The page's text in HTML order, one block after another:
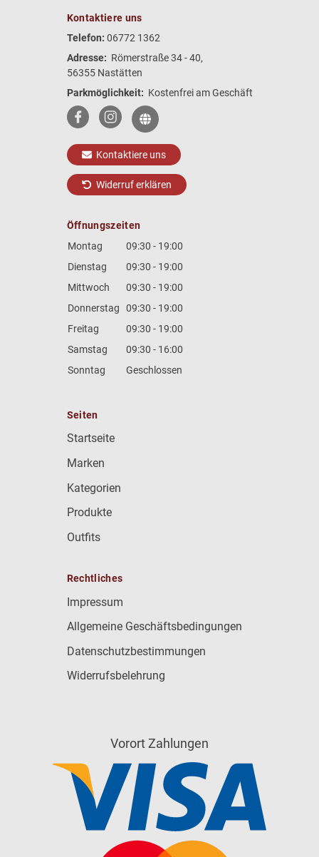
Kontaktiere uns
Telefon: 06772 1362
Adresse: Römerstraße 34 - 40,
56355 Nastätten
Parkmöglichkeit: Kostenfrei am Geschäft
Kontaktiere uns
Widerruf erklären
Öffnungszeiten
Montag
09:30 - 19:00
Dienstag
09:30 - 19:00
Mittwoch
09:30 - 19:00
Donnerstag
09:30 - 19:00
Freitag
09:30 - 19:00
Samstag
09:30 - 16:00
Sonntag
Geschlossen
Seiten
Startseite
Marken
Kategorien
Produkte
Outfits
Rechtliches
Impressum
Allgemeine Geschäftsbedingungen
Datenschutzbestimmungen
Widerrufsbelehrung
Vorort Zahlungen